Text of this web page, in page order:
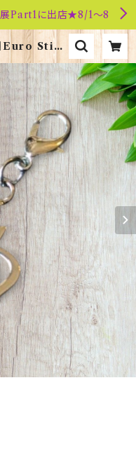
展Part1に出店★8/1～8
】Euro Stick
店ブリティ